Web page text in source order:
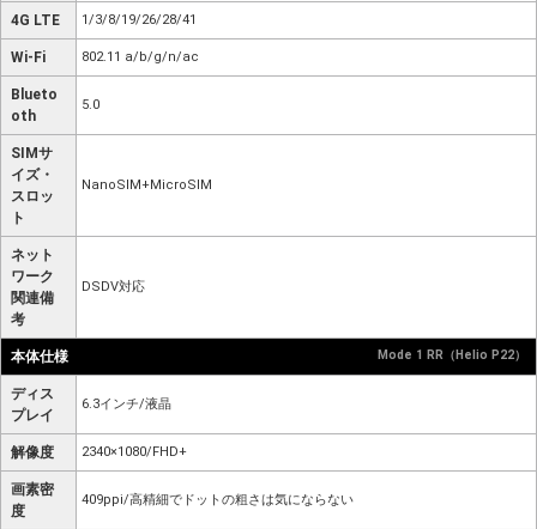
4G LTE 1/3/8/19/26/28/41
Wi-Fi 802.11 a/b/g/n/ac
Blueto
oth
5.0
SIMサ
イズ・
スロッ
ト
NanoSIM+MicroSIM
ネット
ワーク
関連備
考
DSDV対応
本体仕様 Mode 1 RR（Helio P22）
ディス
プレイ
6.3インチ/液晶
解像度 2340×1080/FHD+
画素密
度
409ppi/高精細でドットの粗さは気にならない